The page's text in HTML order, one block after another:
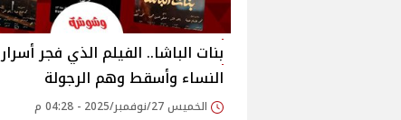
بنات الباشا.. الفيلم الذي فجر أسرار
النساء وأسقط وهم الرجولة
الخميس 27/نوفمبر/2025 - 04:28 م